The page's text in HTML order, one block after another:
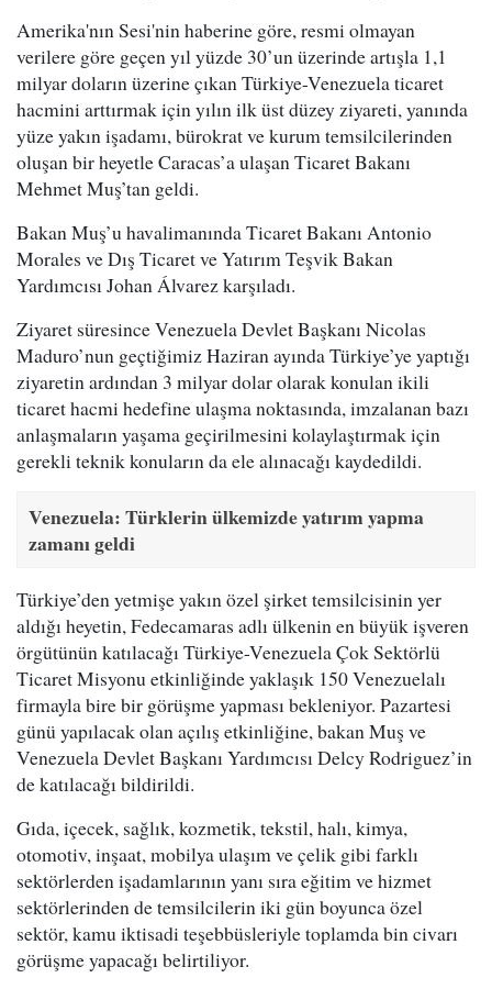
Amerika'nın Sesi'nin haberine göre, resmi olmayan
verilere göre geçen yıl yüzde 30’un üzerinde artışla 1,1
milyar doların üzerine çıkan Türkiye-Venezuela ticaret
hacmini arttırmak için yılın ilk üst düzey ziyareti, yanında
yüze yakın işadamı, bürokrat ve kurum temsilcilerinden
oluşan bir heyetle Caracas’a ulaşan Ticaret Bakanı
Mehmet Muş’tan geldi.
Bakan Muş’u havalimanında Ticaret Bakanı Antonio
Morales ve Dış Ticaret ve Yatırım Teşvik Bakan
Yardımcısı Johan Álvarez karşıladı.
Ziyaret süresince Venezuela Devlet Başkanı Nicolas
Maduro’nun geçtiğimiz Haziran ayında Türkiye’ye yaptığı
ziyaretin ardından 3 milyar dolar olarak konulan ikili
ticaret hacmi hedefine ulaşma noktasında, imzalanan bazı
anlaşmaların yaşama geçirilmesini kolaylaştırmak için
gerekli teknik konuların da ele alınacağı kaydedildi.
Venezuela: Türklerin ülkemizde yatırım yapma
zamanı geldi
Türkiye’den yetmişe yakın özel şirket temsilcisinin yer
aldığı heyetin, Fedecamaras adlı ülkenin en büyük işveren
örgütünün katılacağı Türkiye-Venezuela Çok Sektörlü
Ticaret Misyonu etkinliğinde yaklaşık 150 Venezuelalı
firmayla bire bir görüşme yapması bekleniyor. Pazartesi
günü yapılacak olan açılış etkinliğine, bakan Muş ve
Venezuela Devlet Başkanı Yardımcısı Delcy Rodriguez’in
de katılacağı bildirildi.
Gıda, içecek, sağlık, kozmetik, tekstil, halı, kimya,
otomotiv, inşaat, mobilya ulaşım ve çelik gibi farklı
sektörlerden işadamlarının yanı sıra eğitim ve hizmet
sektörlerinden de temsilcilerin iki gün boyunca özel
sektör, kamu iktisadi teşebbüsleriyle toplamda bin civarı
görüşme yapacağı belirtiliyor.